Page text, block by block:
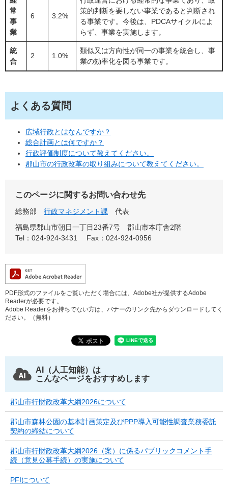
常
事
業
6 3.2%
策的判断を要しない事業であると判断され
る事業です。今後は、PDCAサイクルによ
らず、事業を実施します。
統
合
2 1.0%
類似又は方向性が同一の事業を統合し、事
業の効率化を図る事業です。
よくある質問
広域行政とはなんですか？
総合計画とは何ですか？
行政評価制度について教えてください。
郡山市の行政改革の取り組みについて教えてください。
このページに関するお問い合わせ先
総務部 行政マネジメント課
代表
福島県郡山市朝日一丁目23番7号 郡山市本庁舎2階
Tel：024-924-3431
Fax：024-924-0956
PDF形式のファイルをご覧いただく場合には、Adobe社が提供するAdobe
Readerが必要です。
Adobe Readerをお持ちでない方は、バナーのリンク先からダウンロードしてく
ださい。（無料）
AI（人工知能）は
こんなページをおすすめします
郡山市行財政改革大綱2026について
郡山市森林公園の基本計画策定及びPPP導入可能性調査業務委託
契約の締結について
郡山市行財政改革大綱2026（案）に係るパブリックコメント手
続（意見公募手続）の実施について
PFIについて